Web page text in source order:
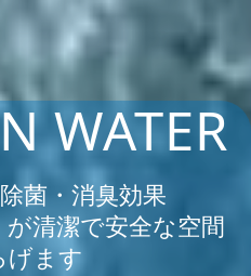
WATER
菌・消臭効果
が清潔で安全な空間
げます